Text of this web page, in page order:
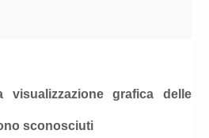
grafica delle
sconosciuti